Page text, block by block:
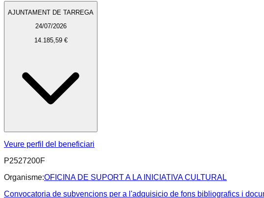
AJUNTAMENT DE TARREGA
24/07/2026
14.185,59 €
Veure perfil del beneficiari
P2527200F
Organisme:OFICINA DE SUPORT A LA INICIATIVA CULTURAL
Convocatoria de subvencions per a l'adquisicio de fons bibliografics i